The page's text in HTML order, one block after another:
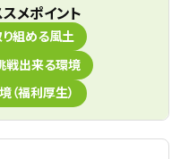
メポイント
組める風土
戦出来る環境
福利厚生）